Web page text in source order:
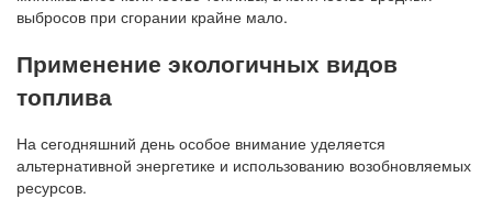
выбросов при сгорании крайне мало.
Применение экологичных видов
топлива
На сегодняшний день особое внимание уделяется
альтернативной энергетике и использованию возобновляемых
ресурсов.